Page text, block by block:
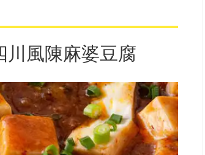
川風陳麻婆豆腐